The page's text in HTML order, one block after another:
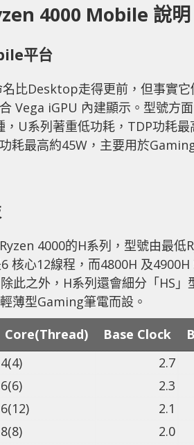
4000 Mobile 說明
平台
名比Desktop走得更前，但事實
Vega iGPU 內建顯示。型號方
，U系列著重低功耗，TDP功耗
耗最高約45W，主要用於
4000的H系列，型號由最
核心12線程，而4800H 及
此之外，H系列還會細分「HS
薄型Gaming筆電而設。
Core(Thread) Base Clock
4(4) 2.7
6(6) 2.3
6(12) 2.1
8(8) 2.0